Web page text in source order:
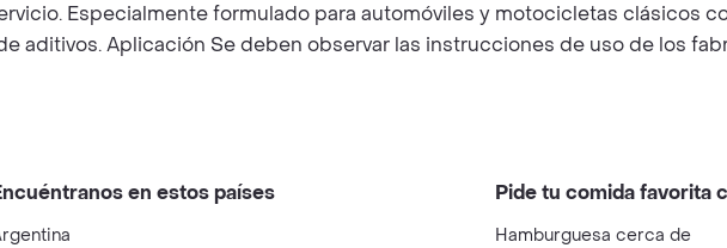
Especialmente formulado para automóviles y motocicletas clásicos
aditivos. Apli­ca­ción Se deben observar las instrucciones de uso de los
en estos países Pide tu comida favorita
Hamburguesa cerca de